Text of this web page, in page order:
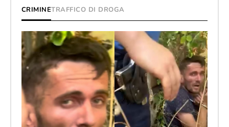
CRIMINETRAFFICO DI DROGA